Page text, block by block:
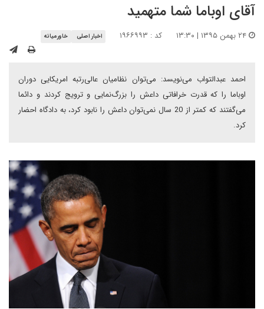
آقای اوباما شما متهمید
کد : ۱۹۶۶۹۹۳ اخبار اصلی خاورمیانه
احمد عبدالتواب می‌نویسد: می‌توان نظامیان عالی‌رتبه امریکایی دوران
اوباما را که قدرت خرافاتی داعش را بزرگ‌نمایی و ترویج کردند و دائما
می‌گفتند که کمتر از 20 سال نمی‌توان داعش را نابود کرد، به دادگاه احضار
کرد.